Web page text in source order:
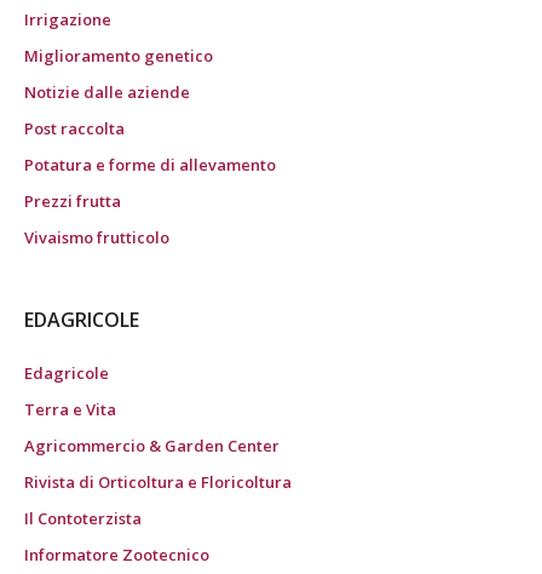
Irrigazione
Miglioramento genetico
Notizie dalle aziende
Post raccolta
Potatura e forme di allevamento
Prezzi frutta
Vivaismo frutticolo
EDAGRICOLE
Edagricole
Terra e Vita
Agricommercio & Garden Center
Rivista di Orticoltura e Floricoltura
Il Contoterzista
Informatore Zootecnico